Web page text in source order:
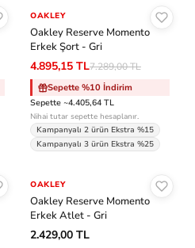
-%33
OAKLEY
Oakley Reserve Momento
Erkek Şort - Gri
4.895,15 TL7.289,00 TL
Sepette %10 İndirim
Sepette ~4.405,64 TL
Nihai tutar sepette hesaplanır.
Kampanyalı 2 ürün Ekstra %15
Kampanyalı 3 ürün Ekstra %25
OAKLEY
Oakley Reserve Momento
Erkek Atlet - Gri
2.429,00 TL